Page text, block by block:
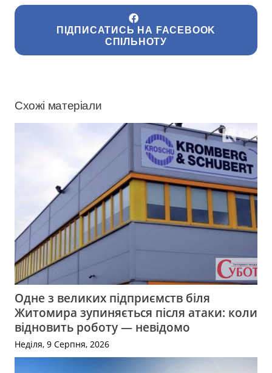
ПІДПИСАТИСЬ НА FACEBOOK
СПІЛЬНОТУ
Схожі матеріали
Одне з великих підприємств біля
Житомира зупиняється після атаки: коли
відновить роботу — невідомо
Неділя, 9 Серпня, 2026